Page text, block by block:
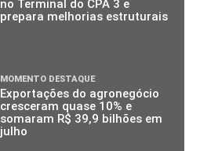
no Terminal do CPA 3 e
prepara melhorias estruturais
MOMENTO DESTAQUE
Exportações do agronegócio
cresceram quase 10% e
somaram R$ 39,9 bilhões em
julho